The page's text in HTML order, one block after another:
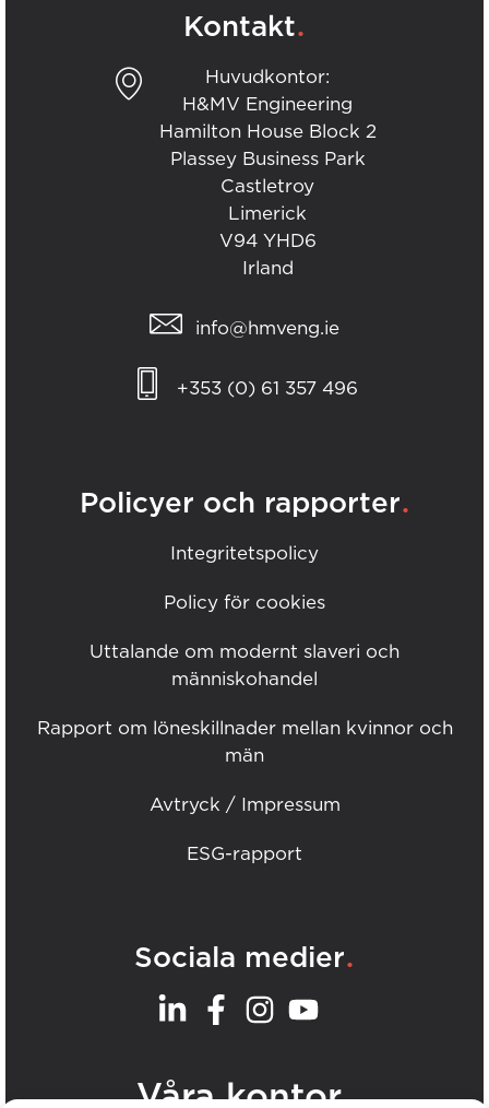
Kontakt.
Huvudkontor:
H&MV Engineering
Hamilton House Block 2
Plassey Business Park
Castletroy
Limerick
V94 YHD6
Irland
info@hmveng.ie
+353 (0) 61 357 496
Policyer och rapporter.
Integritetspolicy
Policy för cookies
Uttalande om modernt slaveri och
människohandel
Rapport om löneskillnader mellan kvinnor och
män
Avtryck / Impressum
ESG-rapport
Sociala medier.
Våra kontor.